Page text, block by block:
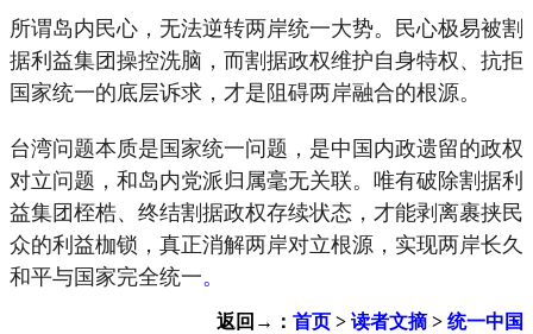
所谓岛内民心，无法逆转两岸统一大势。民心极易被割
据利益集团操控洗脑，而割据政权维护自身特权、抗拒
国家统一的底层诉求，才是阻碍两岸融合的根源。
台湾问题本质是国家统一问题，是中国内政遗留的政权
对立问题，和岛内党派归属毫无关联。唯有破除割据利
益集团桎梏、终结割据政权存续状态，才能剥离裹挟民
众的利益枷锁，真正消解两岸对立根源，实现两岸长久
和平与国家完全统一。
返回→： 首页 > 读者文摘> 统一中国